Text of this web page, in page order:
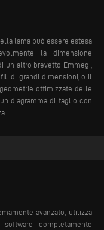
lama può essere estesa
la dimensione
un altro brevetto Emmegi,
di grandi dimensioni, o il
ottimizzate delle
diagramma di taglio con
avanzato, utilizza
completamente